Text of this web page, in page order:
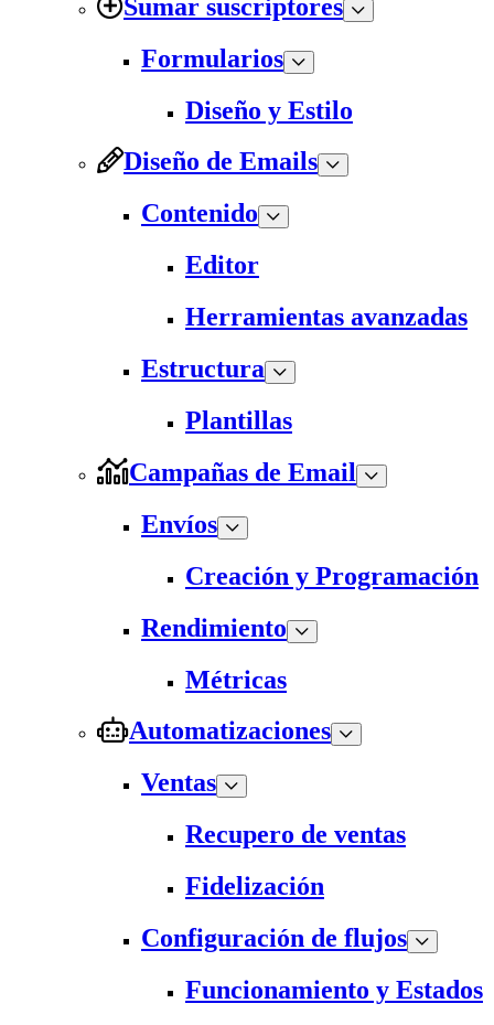
Sumar suscriptores
Formularios
Diseño y Estilo
Diseño de Emails
Contenido
Editor
Herramientas avanzadas
Estructura
Plantillas
Campañas de Email
Envíos
Creación y Programación
Rendimiento
Métricas
Automatizaciones
Ventas
Recupero de ventas
Fidelización
Configuración de flujos
Funcionamiento y Estados